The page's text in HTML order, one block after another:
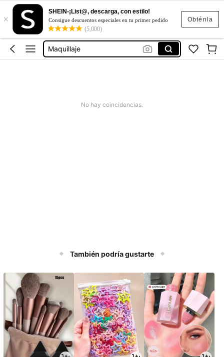
Obténla
×
SHEIN-¡List@, descarga, con estilo!
Consigue descuentos especiales en tu primer pedido
(5,000)
Labiales
Sheglam
Maquillaje
No hay coincidencias.
También podría gustarte